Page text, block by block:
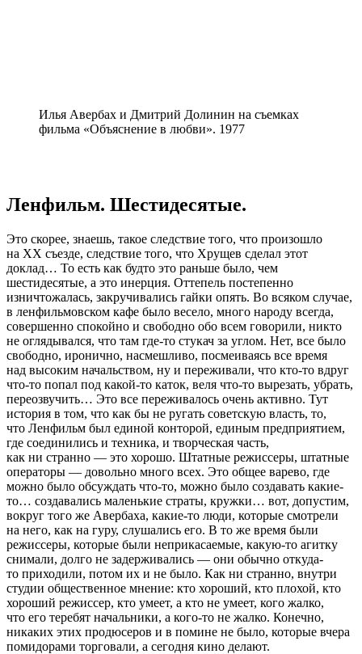
Илья Авербах и Дмитрий Долинин на съемках
фильма «Объяснение в любви». 1977
Ленфильм. Шестидесятые.
Это скорее, знаешь, такое следствие того, что произошло
на XX съезде, следствие того, что Хрущев сделал этот
доклад… То есть как будто это раньше было, чем
шестидесятые, а это инерция. Оттепель постепенно
изничтожалась, закручивались гайки опять. Во всяком случае,
в ленфильмовском кафе было весело, много народу всегда,
совершенно спокойно и свободно обо всем говорили, никто
не оглядывался, что там где-то стукач за углом. Нет, все было
свободно, иронично, насмешливо, посмеиваясь все время
над высоким начальством, ну и переживали, что кто-то вдруг
что-то попал под какой-то каток, веля что-то вырезать, убрать,
переозвучить… Это все переживалось очень активно. Тут
история в том, что как бы не ругать советскую власть, то,
что Ленфильм был единой конторой, единым предприятием,
где соединились и техника, и творческая часть,
как ни странно — это хорошо. Штатные режиссеры, штатные
операторы — довольно много всех. Это общее варево, где
можно было обсуждать что-то, можно было создавать какие-
то… создавались маленькие страты, кружки… вот, допустим,
вокруг того же Авербаха, какие-то люди, которые смотрели
на него, как на гуру, слушались его. В то же время были
режиссеры, которые были неприкасаемые, какую-то агитку
снимали, долго не задерживались — они обычно откуда-
то приходили, потом их и не было. Как ни странно, внутри
студии общественное мнение: кто хороший, кто плохой, кто
хороший режиссер, кто умеет, а кто не умеет, кого жалко,
что его теребят начальники, а кого-то не жалко. Конечно,
никаких этих продюсеров и в помине не было, которые вчера
помидорами торговали, а сегодня кино делают.